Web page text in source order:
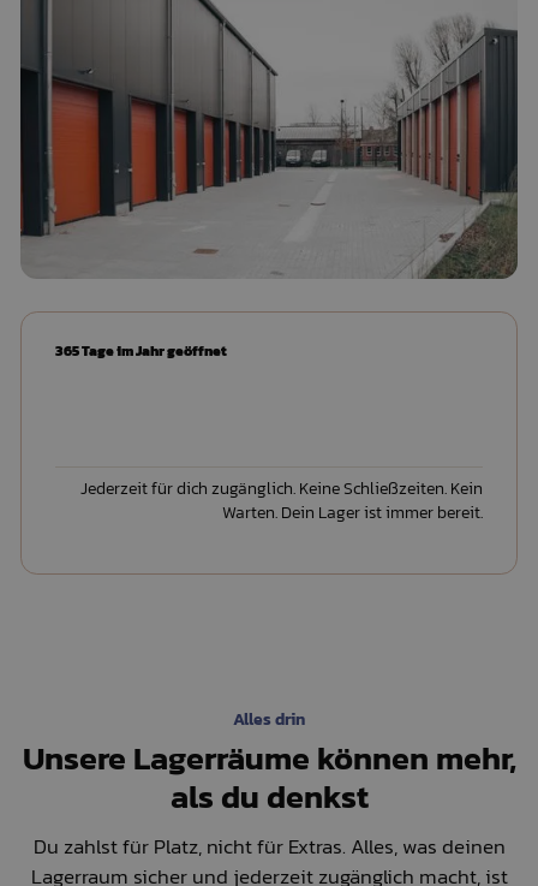
365 Tage im Jahr geöffnet
Jederzeit für dich zugänglich. Keine Schließzeiten. Kein
Warten. Dein Lager ist immer bereit.
Alles drin
Unsere Lagerräume können mehr,
als du denkst
Du zahlst für Platz, nicht für Extras. Alles, was deinen
Lagerraum sicher und jederzeit zugänglich macht, ist